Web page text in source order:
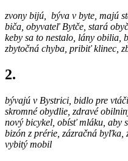
zvony bijú, býva v byte, majú
biča, obyvateľ Bytče, stará
keby sa to nestalo, lány obilia,
zbytočná chyba, pribiť klinec,
2.
bývajú v Bystrici, bidlo pre
skromné obydlie, zdravé
nový bicykel, obísť mláku, aby
bizón z prérie, zázračná byľka,
vybitý mobil